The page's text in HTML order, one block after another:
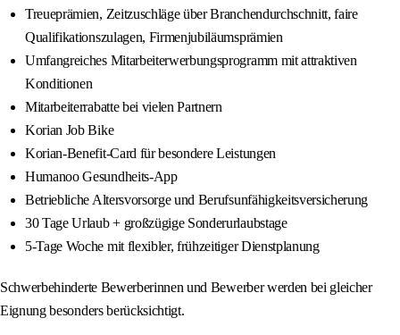
Treueprämien, Zeitzuschläge über Branchendurchschnitt, faire
Qualifikationszulagen, Firmenjubiläumsprämien
Umfangreiches Mitarbeiterwerbungsprogramm mit attraktiven
Konditionen
Mitarbeiterrabatte bei vielen Partnern
Korian Job Bike
Korian-Benefit-Card für besondere Leistungen
Humanoo Gesundheits-App
Betriebliche Altersvorsorge und Berufsunfähigkeitsversicherung
30 Tage Urlaub + großzügige Sonderurlaubstage
5-Tage Woche mit flexibler, frühzeitiger Dienstplanung
Schwerbehinderte Bewerberinnen und Bewerber werden bei gleicher
Eignung besonders berücksichtigt.